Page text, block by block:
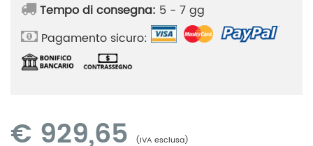
Tempo di consegna: 5 - 7 gg
Pagamento sicuro:
€ 929,65 (IVA esclusa)